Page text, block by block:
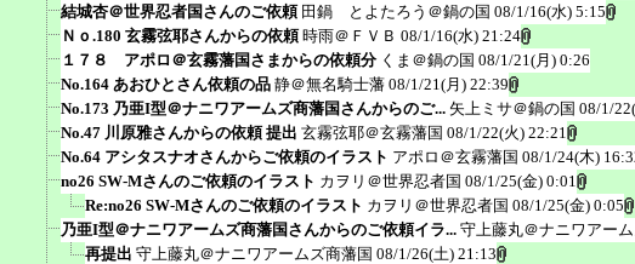
結城杏＠世界忍者国さんのご依頼 田鍋 とよたろう＠鍋の国 08/1/16(水) 5:15
Ｎｏ.180 玄霧弦耶さんからの依頼 時雨＠ＦＶＢ 08/1/16(水) 21:24
１７８ アポロ＠玄霧藩国さまからの依頼分 くま＠鍋の国 08/1/21(月) 0:26
No.164 あおひとさん依頼の品 静＠無名騎士藩 08/1/21(月) 22:39
No.173 乃亜I型＠ナニワアームズ商藩国さんからのご... 矢上ミサ＠鍋の国 08/1/
No.47 川原雅さんからの依頼 提出 玄霧弦耶＠玄霧藩国 08/1/22(火) 22:21
No.64 アシタスナオさんからご依頼のイラスト アポロ＠玄霧藩国 08/1/24(木)
no26 SW-Mさんのご依頼のイラスト カヲリ＠世界忍者国 08/1/25(金) 0:01
Re:no26 SW-Mさんのご依頼のイラスト カヲリ＠世界忍者国 08/1/25(金) 0:05
乃亜I型＠ナニワアームズ商藩国さんからのご依頼イラ... 守上藤丸＠ナニワアー
再提出 守上藤丸＠ナニワアームズ商藩国 08/1/26(土) 21:13